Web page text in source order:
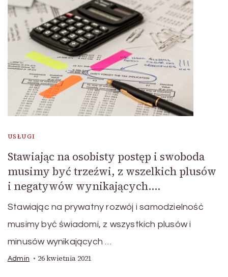
USŁUGI
Stawiając na osobisty postęp i swoboda
musimy być trzeźwi, z wszelkich plusów
i negatywów wynikających….
Stawiając na prywatny rozwój i samodzielność
musimy być świadomi, z wszystkich plusów i
minusów wynikających …
Admin 26 kwietnia 2021